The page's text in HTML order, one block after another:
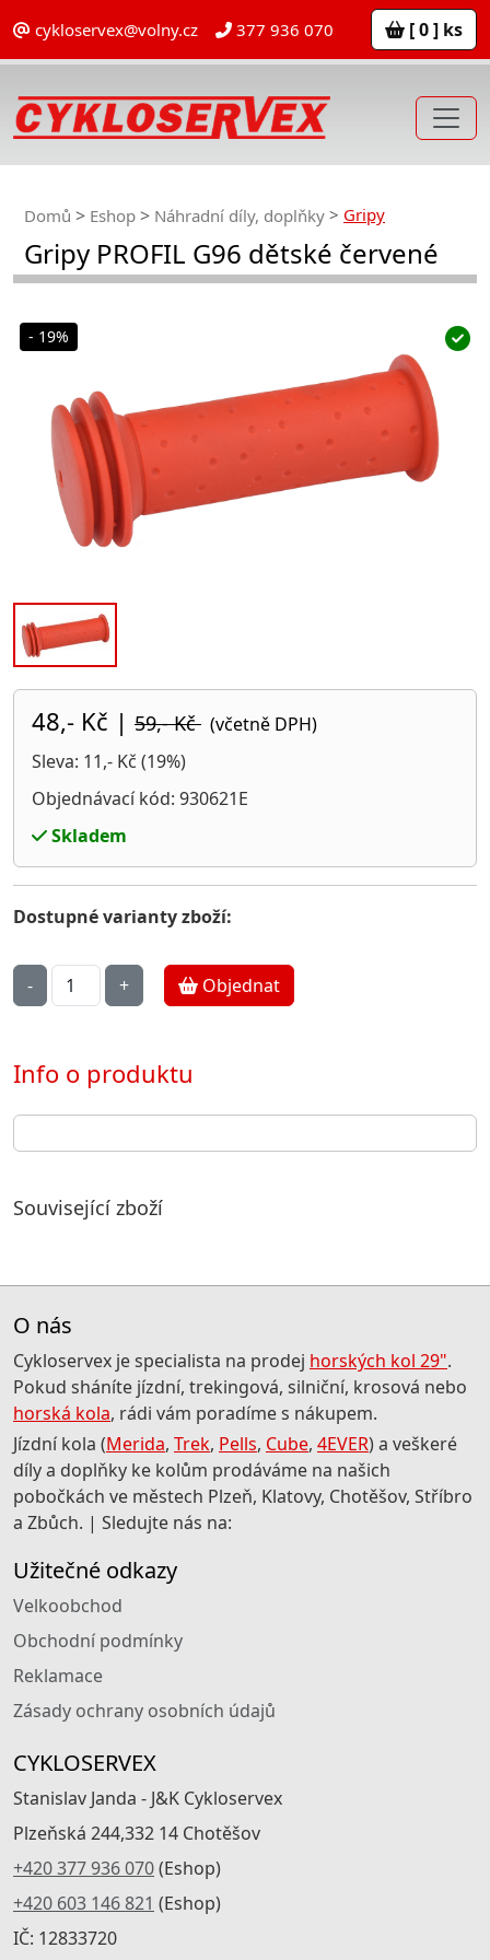
cykloservex@volny.cz 377 936 070 [ 0 ] ks
Domů Eshop Náhradní díly, doplňky Gripy
Gripy PROFIL G96 dětské červené
- 19%
48,- Kč | 59,- Kč (včetně DPH)
Sleva: 11,- Kč (19%)
Objednávací kód: 930621E
Skladem
Dostupné varianty zboží:
Objednat
Info o produktu
Související zboží
O nás
Cykloservex je specialista na prodej horských kol 29".
Pokud sháníte jízdní, trekingová, silniční, krosová nebo
horská kola, rádi vám poradíme s nákupem.
Jízdní kola (Merida, Trek, Pells, Cube, 4EVER) a veškeré
díly a doplňky ke kolům prodáváme na našich
pobočkách ve městech Plzeň, Klatovy, Chotěšov, Stříbro
a Zbůch. | Sledujte nás na:
Užitečné odkazy
Velkoobchod
Obchodní podmínky
Reklamace
Zásady ochrany osobních údajů
CYKLOSERVEX
Stanislav Janda - J&K Cykloservex
Plzeňská 244,332 14 Chotěšov
+420 377 936 070(Eshop)
+420 603 146 821 (Eshop)
IČ: 12833720